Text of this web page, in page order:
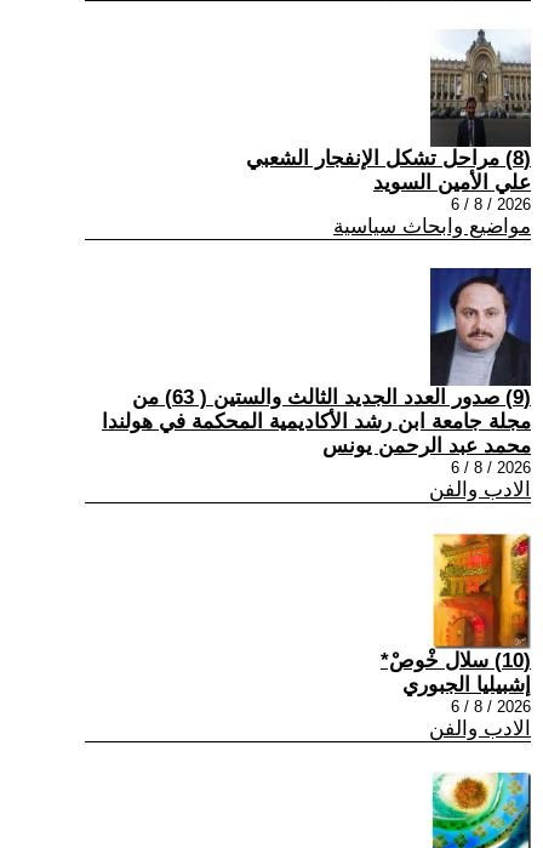
(8) مراحل تشكل الإنفجار الشعبي
علي الأمين السويد
2026 / 8 / 6
مواضيع وابحاث سياسية
(9) صدور العدد الجديد الثالث والستين ( 63) من
مجلة جامعة ابن رشد الأكاديمية المحكمة في هولندا
محمد عبد الرحمن يونس
2026 / 8 / 6
الادب والفن
(10) سلال خْوصْ*
إشبيليا الجبوري
2026 / 8 / 6
الادب والفن